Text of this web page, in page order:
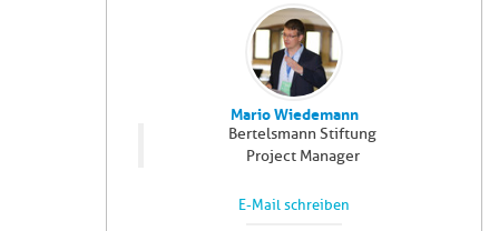
Mario Wiedemann
Bertelsmann Stiftung
Project Manager
E-Mail schreiben